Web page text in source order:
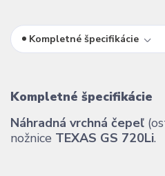
Kompletné špecifikácie
Kompletné špecifikácie
Náhradná vrchná čepeľ
nožnice TEXAS GS 720Li.